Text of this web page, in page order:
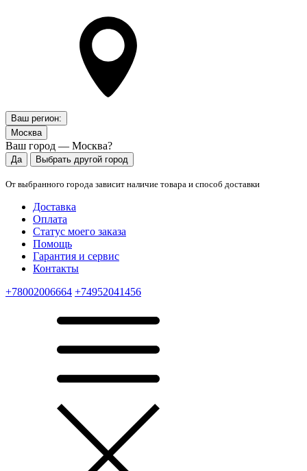
Ваш регион:
Москва
Ваш город — Москва?
Да Выбрать другой город
От выбранного города зависит наличие товара и способ доставки
Доставка
Оплата
Статус моего заказа
Помощь
Гарантия и сервис
Контакты
+78002006664 +74952041456